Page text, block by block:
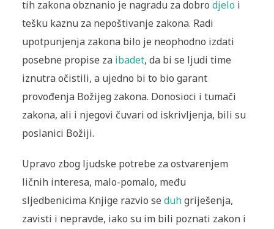
tih zakona obznanio je nagradu za dobro djelo i
tešku kaznu za nepoštivanje zakona. Radi
upotpun­jenja zakona bilo je neophodno izdati
posebne propise za ibadet, da bi se ljudi time
iznutra očistili, a ujedno bi to bio garant
provođenja Božijeg zakona. Donosioci i tumači
zakona, ali i njegovi čuvari od iskrivljenja, bili su
poslanici Božiji.
Upravo zbog ljudske potrebe za ostvarenjem
ličnih interesa, malo-pomalo, među
sljedbenicima Knjige razvio se duhgriješenja,
zavisti i nepravde, iako su im bili poznati zakon i